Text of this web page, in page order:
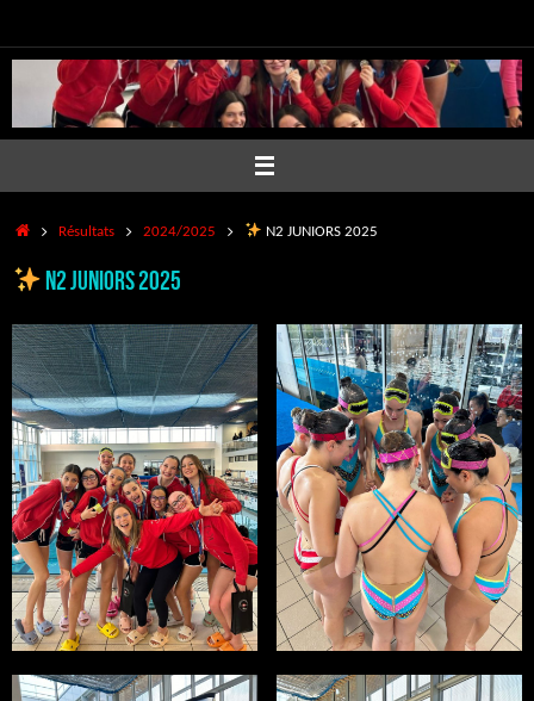
AccueilRésultats 2024/2025 N2 JUNIORS 2025
N2 JUNIORS 2025